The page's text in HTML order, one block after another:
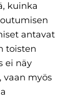
kuinka
antavat
toisten
ei näy
vaan myös